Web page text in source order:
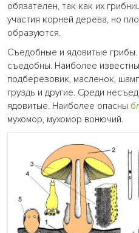
обязателен, так как их
участия корней дерева, но
образуются.
Съедобные и ядовитые
съедобны. Наиболее известны
подберезовик, масленок,
груздь и другие. Среди
ядовитые. Наиболее опасны
мухомор, мухомор вонючий.